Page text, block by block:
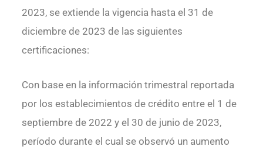
2023, se extiende la vigencia hasta el 31 de
diciembre de 2023 de las siguientes
certificaciones:
Con base en la información trimestral reportada
por los establecimientos de crédito entre el 1 de
septiembre de 2022 y el 30 de junio de 2023,
período durante el cual se observó un aumento